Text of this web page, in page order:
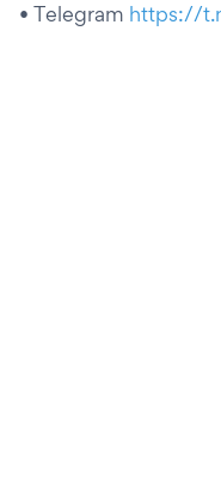
• Telegram https://